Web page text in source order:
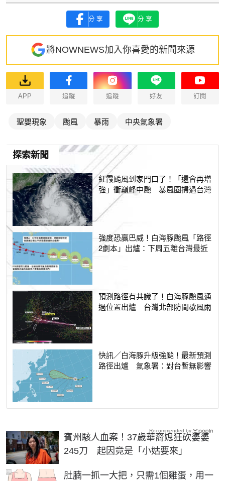
分享 分享
將NOWNEWS加入你喜愛的新聞來源
APP 追蹤 追蹤 好友 訂閱
聖嬰現象 颱風 暴雨 中央氣象署
探索新聞
紅霞颱風到家門口了！「還會再增
強」衝巔峰中颱 暴風圈掃過台灣
強度恐贏巴威！白海豚颱風「路徑
2劇本」出爐：下周五離台灣最近
預測路徑有共識了！白海豚颱風通
過位置出爐 台灣北部防間歇風雨
快訊／白海豚升級強颱！最新預測
路徑出爐 氣象署：對台暫無影響
賓州駭人血案！37歲華裔媳狂砍婆婆
245刀 起因竟是「小姑要來」
肚腩一抓一大把，只需1個雞蛋，用一
PR
Recommended by